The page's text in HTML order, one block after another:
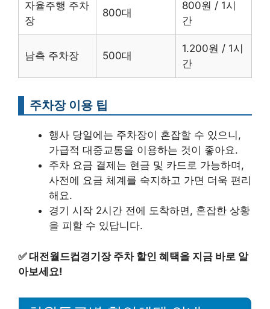
자율주행 주차
장
800대
800원 / 1시
간
남측 주차장 500대
1.200원 / 1시
간
주차장 이용 팁
행사 당일에는 주차장이 혼잡할 수 있으니,
가급적 대중교통을 이용하는 것이 좋아요.
주차 요금 결제는 현금 및 카드로 가능하며,
사전에 요금 체계를 숙지하고 가면 더욱 편리
해요.
경기 시작 2시간 전에 도착하면, 혼잡한 상황
을 피할 수 있답니다.
✅대전월드컵경기장 주차 할인 혜택을 지금 바로 알
아보세요!